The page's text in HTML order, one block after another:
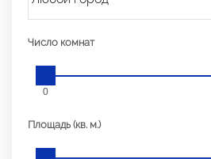
Число комнат
0
Площадь (кв. м.)